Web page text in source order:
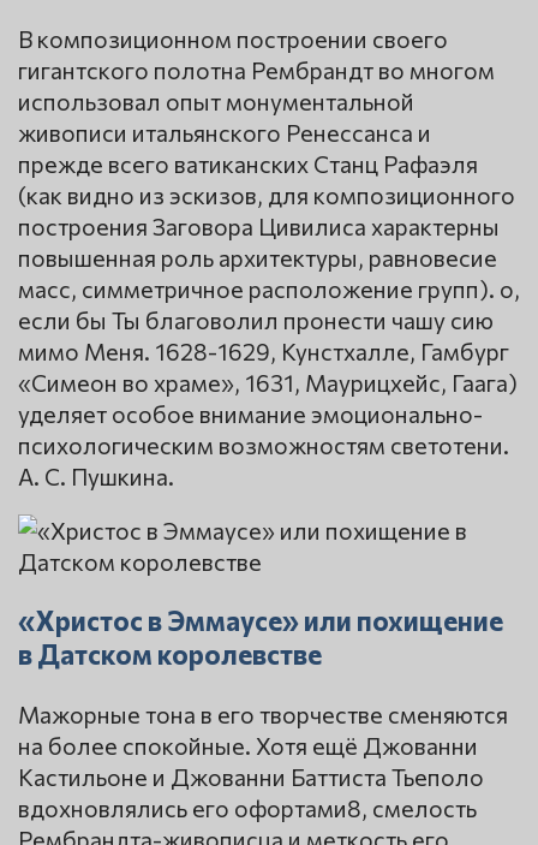
В композиционном построении своего
гигантского полотна Рембрандт во многом
использовал опыт монументальной
живописи итальянского Ренессанса и
прежде всего ватиканских Станц Рафаэля
(как видно из эскизов, для композиционного
построения Заговора Цивилиса характерны
повышенная роль архитектуры, равновесие
масс, симметричное расположение групп). о,
если бы Ты благоволил пронести чашу сию
мимо Меня. 1628-1629, Кунстхалле, Гамбург
«Симеон во храме», 1631, Маурицхейс, Гаага)
уделяет особое внимание эмоционально-
психологическим возможностям светотени.
А. С. Пушкина.
«Христос в Эммаусе» или похищение
в Датском королевстве
Мажорные тона в его творчестве сменяются
на более спокойные. Хотя ещё Джованни
Кастильоне и Джованни Баттиста Тьеполо
вдохновлялись его офортами8, смелость
Рембрандта-живописца и меткость его